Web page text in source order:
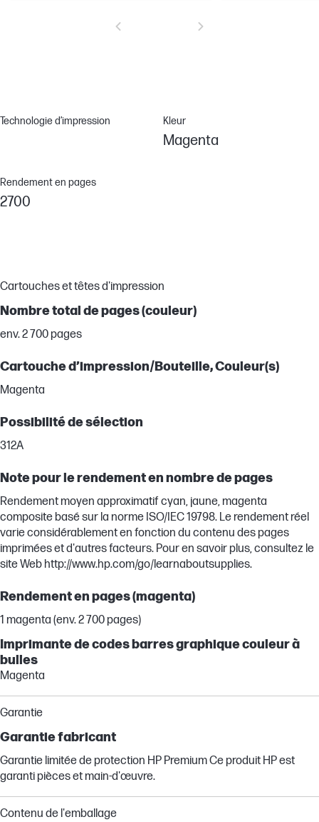
Technologie d’impression Kleur
Magenta
Rendement en pages
2700
Cartouches et têtes d'impression
Nombre total de pages (couleur)
env. 2 700 pages
Cartouche d’impression/Bouteille, Couleur(s)
Magenta
Possibilité de sélection
312A
Note pour le rendement en nombre de pages
Rendement moyen approximatif cyan, jaune, magenta
composite basé sur la norme ISO/IEC 19798. Le rendement réel
varie considérablement en fonction du contenu des pages
imprimées et d'autres facteurs. Pour en savoir plus, consultez le
site Web http://www.hp.com/go/learnaboutsupplies.
Rendement en pages (magenta)
1 magenta (env. 2 700 pages)
Imprimante de codes barres graphique couleur à
bulles
Magenta
Garantie
Garantie fabricant
Garantie limitée de protection HP Premium Ce produit HP est
garanti pièces et main-d'œuvre.
Contenu de l'emballage